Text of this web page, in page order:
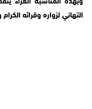
التهاني لزواره وقرائه